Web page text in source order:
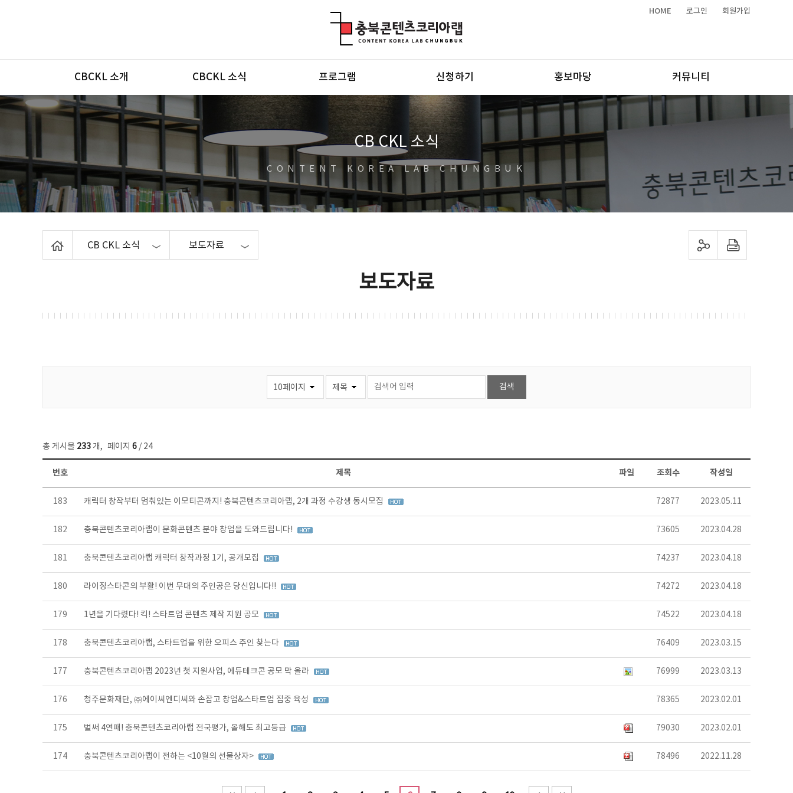
HOME 로그인 회원가입
메뉴
CBCKL 소개 CBCKL 소식 프로그램 신청하기 홍보마당 커뮤니티
CB CKL 소식
CONTENT KOREA LAB CHUNGBUK
CB CKL 소식 보도자료 sns 공유하기 프린트하기
보도자료
총 게시물 233 개, 페이지 6 / 24
보도자료 목록 - 번호, 제목, 작성자, 파일, 조회수, 작성일 정보 제공
번호 제목 파일 조회수 작성일
183 캐릭터 창작부터 멈춰있는 이모티콘까지! 충북콘텐츠코리아랩, 2개 과정 수강생 동시모집 72877 2023.05.11
182 충북콘텐츠코리아랩이 문화콘텐츠 분야 창업을 도와드립니다! 73605 2023.04.28
181 충북콘텐츠코리아랩 캐릭터 창작과정 1기, 공개모집 74237 2023.04.18
180 라이징스타콘의 부활! 이번 무대의 주인공은 당신입니다!! 74272 2023.04.18
179 1년을 기다렸다! 킥! 스타트업 콘텐츠 제작 지원 공모 74522 2023.04.18
178 충북콘텐츠코리아랩, 스타트업을 위한 오피스 주인 찾는다 76409 2023.03.15
177 충북콘텐츠코리아랩 2023년 첫 지원사업, 에듀테크콘 공모 막 올라 76999 2023.03.13
176 청주문화재단, ㈜에이씨엔디씨와 손잡고 창업&스타트업 집중 육성 78365 2023.02.01
175 벌써 4연패! 충북콘텐츠코리아랩 전국평가, 올해도 최고등급 79030 2023.02.01
174 충북콘텐츠코리아랩이 전하는 <10월의 선물상자> 78496 2022.11.28